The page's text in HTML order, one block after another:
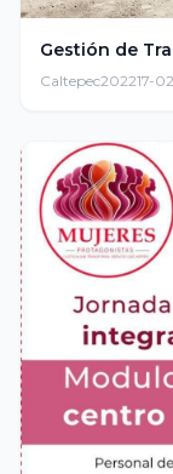
Gestión de
Caltepec202217-